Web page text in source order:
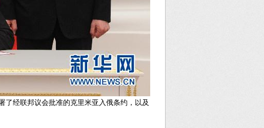
了经联邦议会批准的克里米亚入俄条约，以及